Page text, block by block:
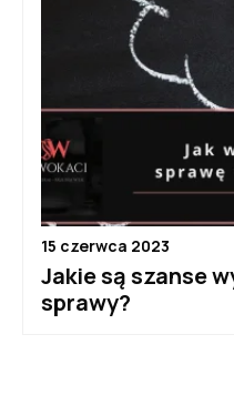
15 czerwca 2023
Jakie są szanse
sprawy?